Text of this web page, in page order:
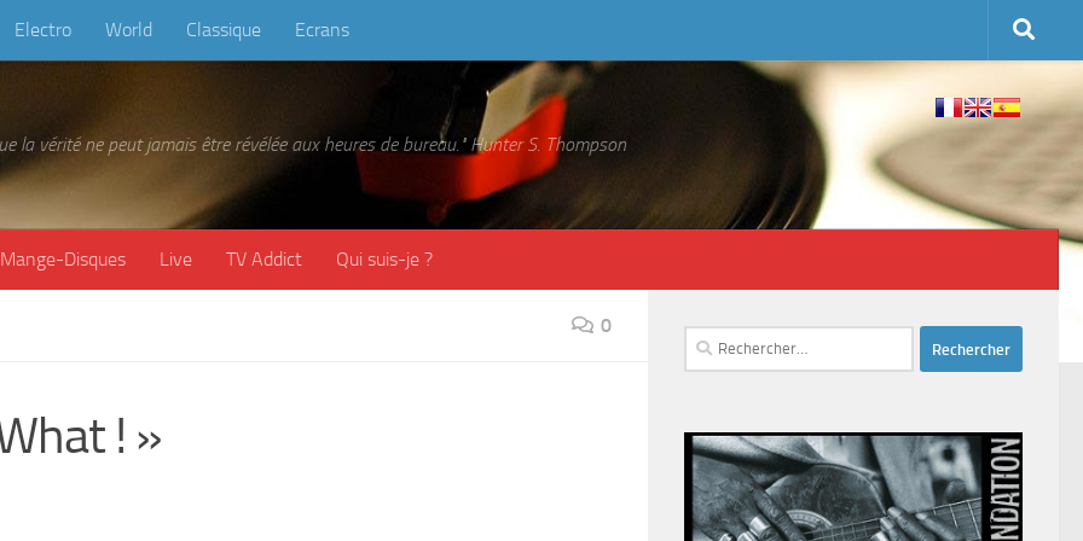
Electro World Classique Ecrans
la vérité ne peut jamais être révélée aux heures de bureau." Hunter S. Thompson
Mange-Disques Live TV Addict Qui suis-je ?
0
! »
Rechercher :